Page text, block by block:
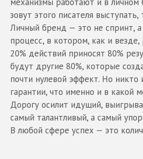
зовут этого писателя
Личный бренд — это не спринт,
процесс, в котором, как и
20% действий приносят 80%
будут другие 80%, которые
почти нулевой эффект. Но никто
гарантии, что именно и в какой
Дорогу осилит идущий,
самый талантливый, а самый
В любой сфере успех — это